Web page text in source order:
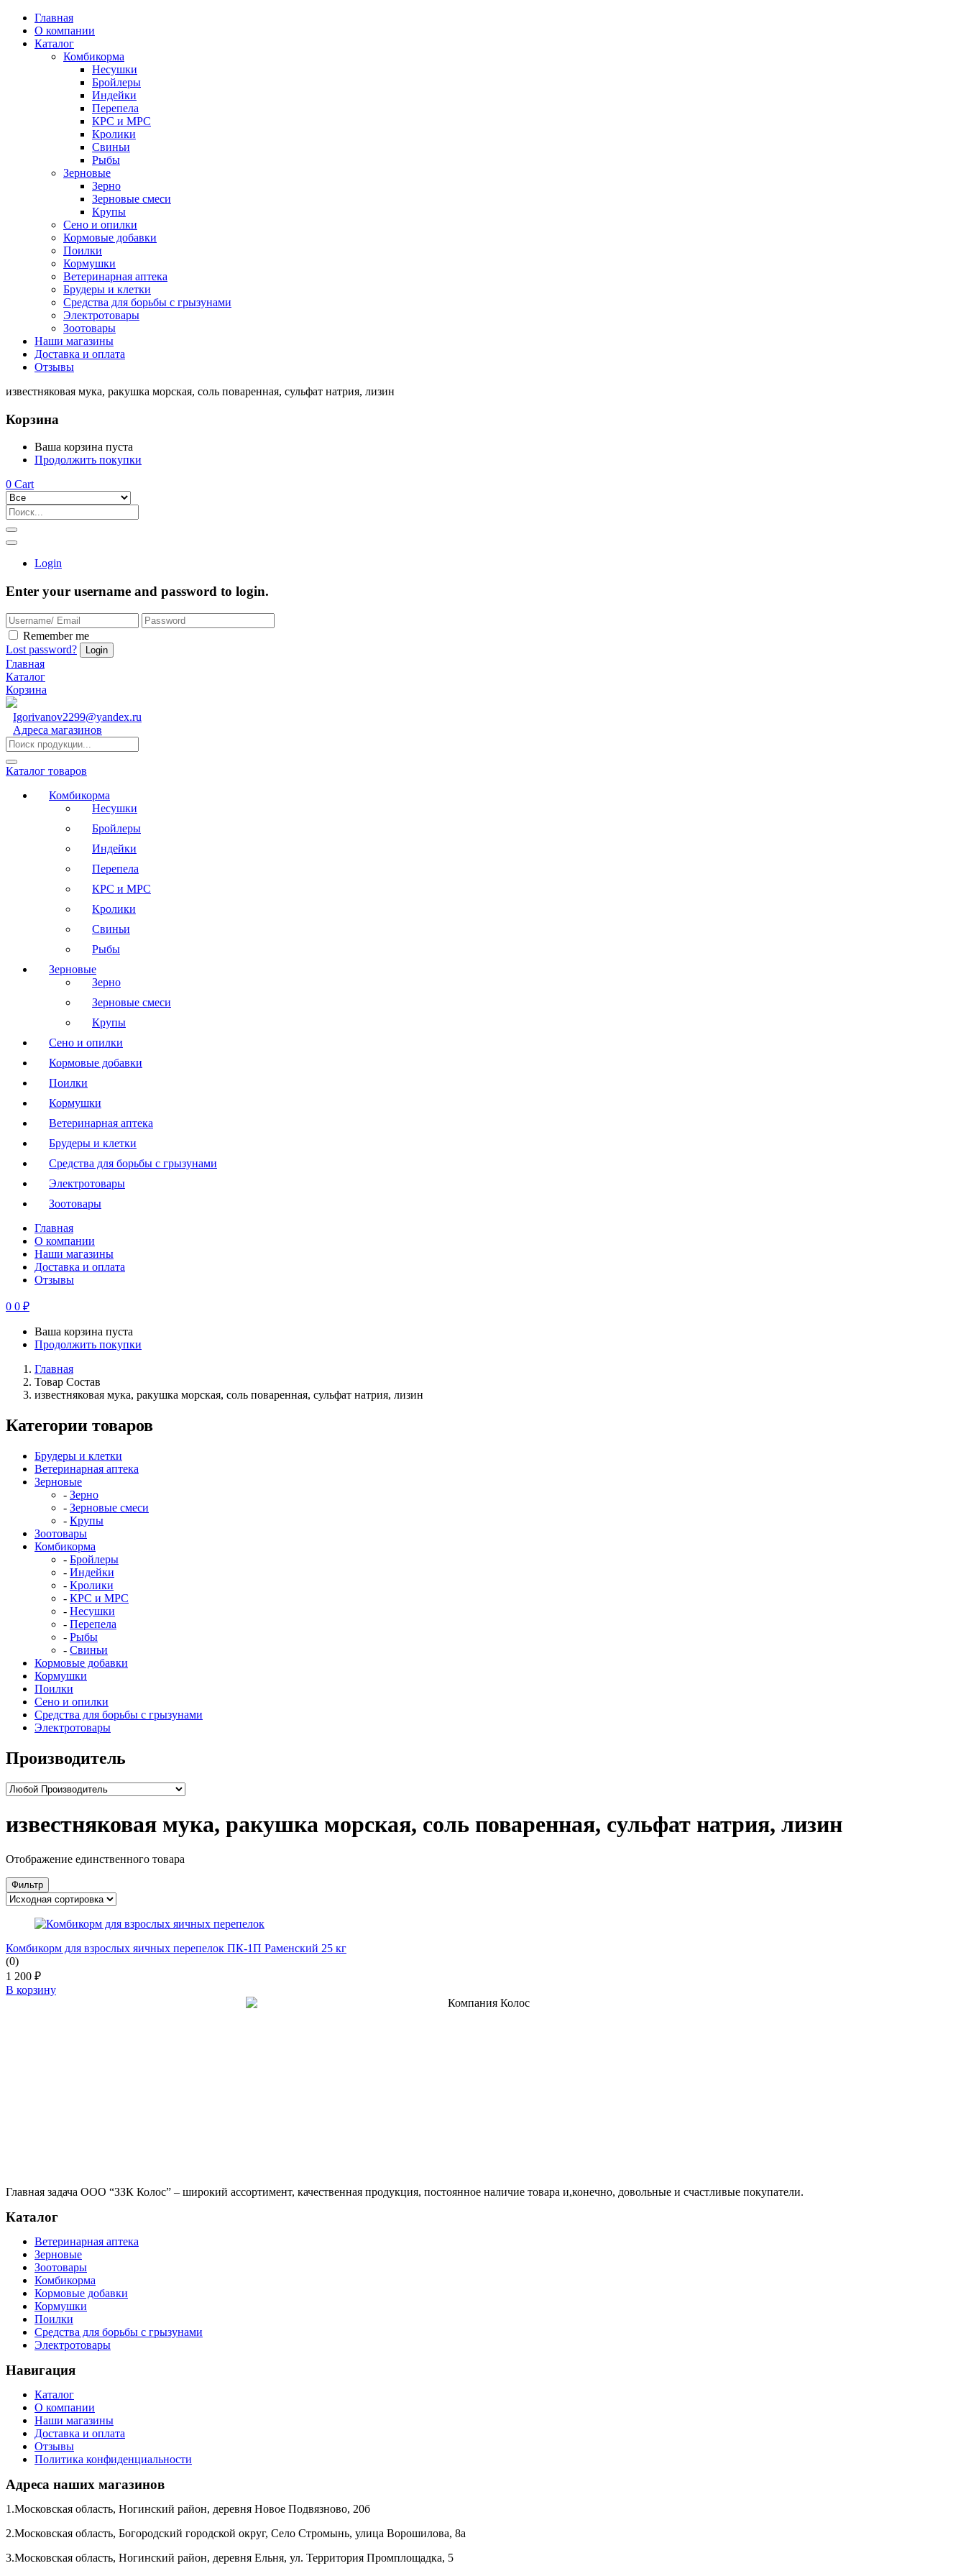
Главная
О компании
Каталог
Комбикорма
Несушки
Бройлеры
Индейки
Перепела
КРС и МРС
Кролики
Свиньи
Рыбы
Зерновые
Зерно
Зерновые смеси
Крупы
Сено и опилки
Кормовые добавки
Поилки
Кормушки
Ветеринарная аптека
Брудеры и клетки
Средства для борьбы с грызунами
Электротовары
Зоотовары
Наши магазины
Доставка и оплата
Отзывы
известняковая мука, ракушка морская, соль поваренная, сульфат натрия, лизин
Корзина
Ваша корзина пуста
Продолжить покупки
0 Cart
Login
Enter your username and password to login.
Remember me
Lost password?
Главная
Каталог
Корзина
Igorivanov2299@yandex.ru
Адреса магазинов
Каталог товаров
Комбикорма
Несушки
Бройлеры
Индейки
Перепела
КРС и МРС
Кролики
Свиньи
Рыбы
Зерновые
Зерно
Зерновые смеси
Крупы
Сено и опилки
Кормовые добавки
Поилки
Кормушки
Ветеринарная аптека
Брудеры и клетки
Средства для борьбы с грызунами
Электротовары
Зоотовары
Главная
О компании
Наши магазины
Доставка и оплата
Отзывы
0 0 ₽
Ваша корзина пуста
Продолжить покупки
Главная
Товар Состав
известняковая мука, ракушка морская, соль поваренная, сульфат натрия, лизин
Категории товаров
Брудеры и клетки
Ветеринарная аптека
Зерновые
Зерно
Зерновые смеси
Крупы
Зоотовары
Комбикорма
Бройлеры
Индейки
Кролики
КРС и МРС
Несушки
Перепела
Рыбы
Свиньи
Кормовые добавки
Кормушки
Поилки
Сено и опилки
Средства для борьбы с грызунами
Электротовары
Производитель
известняковая мука, ракушка морская, соль поваренная, сульфат натрия, лизин
Отображение единственного товара
Фильтр
Комбикорм для взрослых яичных перепелок ПК-1П Раменский 25 кг
(0)
1 200 ₽
В корзину
Главная задача ООО “ЗЗК Колос” – широкий ассортимент, качественная продукция, постоянное наличие товара и,конечно, довольные и счастливые покупатели.
Каталог
Ветеринарная аптека
Зерновые
Зоотовары
Комбикорма
Кормовые добавки
Кормушки
Поилки
Средства для борьбы с грызунами
Электротовары
Навигация
Каталог
О компании
Наши магазины
Доставка и оплата
Отзывы
Политика конфиденциальности
Адреса наших магазинов
1.Московская область, Ногинский район, деревня Новое Подвязново, 20б
2.Московская область, Богородский городской округ, Село Стромынь, улица Ворошилова, 8а
3.Московская область, Ногинский район, деревня Ельня, ул. Территория Промплощадка, 5